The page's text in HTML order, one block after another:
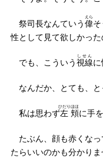
祭司長なんていう偉
えら
そ
性として見て欲しかった
でも、こういう視線
しせん
に
なんだか、とても、と
私は思わず左
ひだり
頬
ほほ
に手を
たぶん、顔も赤くなっ
たらいいのかも分かりま